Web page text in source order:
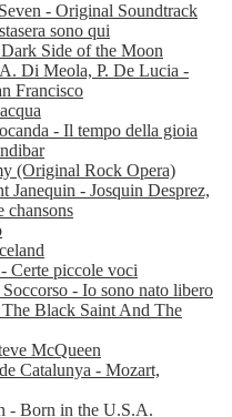
- Original Soundtrack
sono qui
Side of the Moon
Di Meola, P. De Lucia -
Francisco
- Il tempo della gioia
(Original Rock Opera)
Janequin - Josquin Desprez,
chansons
Certe piccole voci
- Io sono nato libero
Black Saint And The
McQueen
Catalunya - Mozart,
- Born in the U.S.A.